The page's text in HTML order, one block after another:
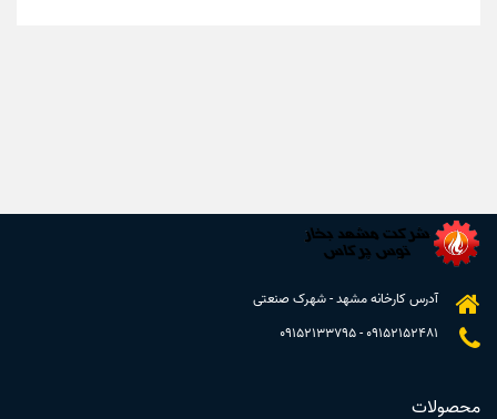
آدرس کارخانه مشهد - شهرک صنعتی
09152152481
-
09152133795
محصولات